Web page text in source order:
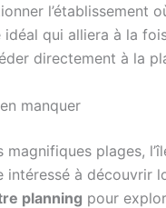
l’établissement
idéal qui alliera à la
directement à la
manquer
plages,
à découvrir
planning pour